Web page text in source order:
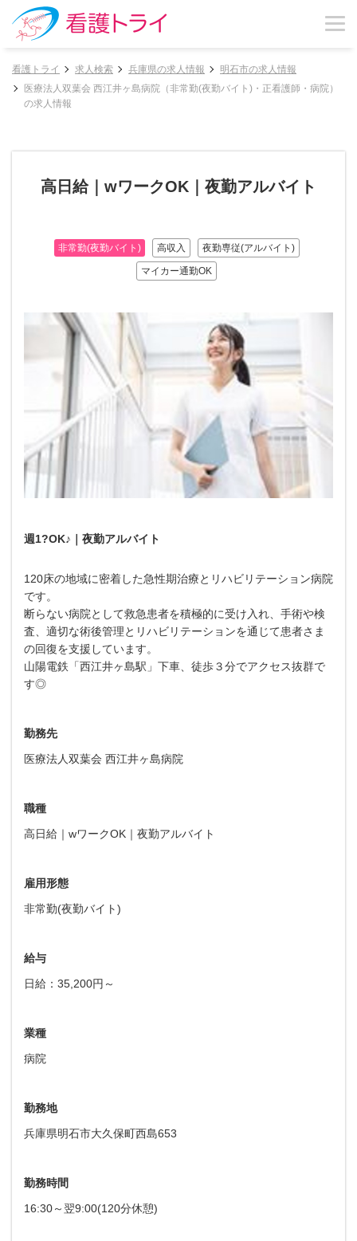
看護トライ 求人検索 兵庫県の求人情報
明石市の求人情報
医療法人双葉会 西江井ヶ島病院（非常勤(夜勤バイト)・正看護師・病院）
の求人情報
高日給｜wワークOK｜夜勤アルバイト
非常勤(夜勤バイト) 高収入 夜勤専従(アルバイト)
マイカー通勤OK
週1?OK♪｜夜勤アルバイト
120床の地域に密着した急性期治療とリハビリテーション病院
です。
断らない病院として救急患者を積極的に受け入れ、手術や検
査、適切な術後管理とリハビリテーションを通じて患者さま
の回復を支援しています。
山陽電鉄「西江井ヶ島駅」下車、徒歩３分でアクセス抜群で
す◎
勤務先
医療法人双葉会 西江井ヶ島病院
職種
高日給｜wワークOK｜夜勤アルバイト
雇用形態
非常勤(夜勤バイト)
給与
日給：35,200円～
業種
病院
勤務地
兵庫県明石市大久保町西島653
勤務時間
16:30～翌9:00(120分休憩)